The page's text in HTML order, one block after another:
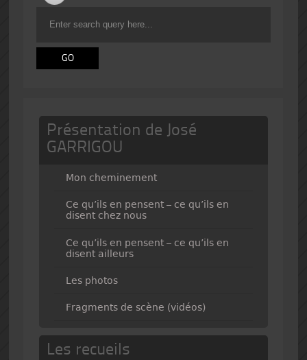
Présentation de José
GARRIGOU
Mon cheminement
Ce qu’ils en pensent – ce qu’ils en
disent chez nous
Ce qu’ils en pensent – ce qu’ils en
disent ailleurs
Les photos
Fragments de scène (vidéos)
Les recueils